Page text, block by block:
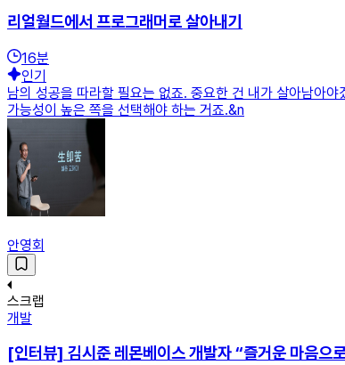
리얼월드에서 프로그래머로 살아내기
16분
인기
남의 성공을 따라할 필요는 없죠. 중요한 건 내가 살아남아
가능성이 높은 쪽을 선택해야 하는 거죠.&n
안영회
스크랩
개발
[인터뷰] 김시준 레몬베이스 개발자 “즐거운 마음으